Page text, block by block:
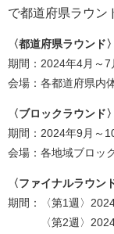
で都道府県ラウン
〈都道府県ラウンド〉
期間：2024年4月～7
会場：各都道府県内
〈ブロックラウンド〉
期間：2024年9月～
会場：各地域ブロッ
〈ファイナルラウンド
期間：〈第1週〉
〈第2週〉2024年